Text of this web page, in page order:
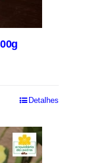
Detalhes